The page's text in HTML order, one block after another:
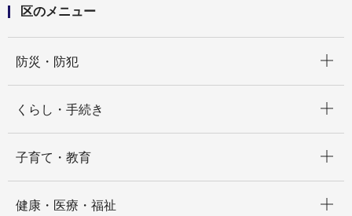
区のメニュー
防災・防犯
くらし・手続き
子育て・教育
健康・医療・福祉